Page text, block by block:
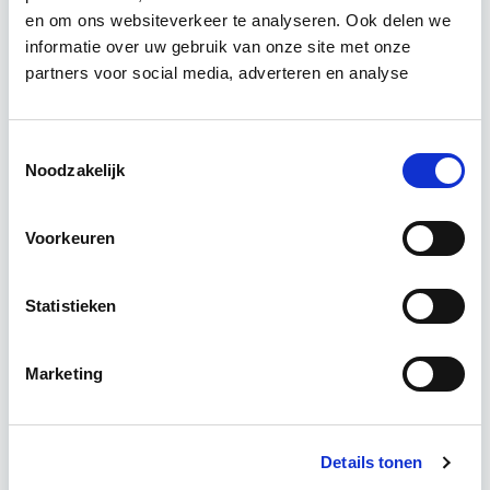
en om ons websiteverkeer te analyseren. Ook delen we
informatie over uw gebruik van onze site met onze
partners voor social media, adverteren en analyse
Noodzakelijk
Voorkeuren
Statistieken
Marketing
Details tonen
Circulair bouwen is de toekomst. Letterlijk, want in
dat… Lees verder
Utrecht of online
18 lesdagen lesdag(en)